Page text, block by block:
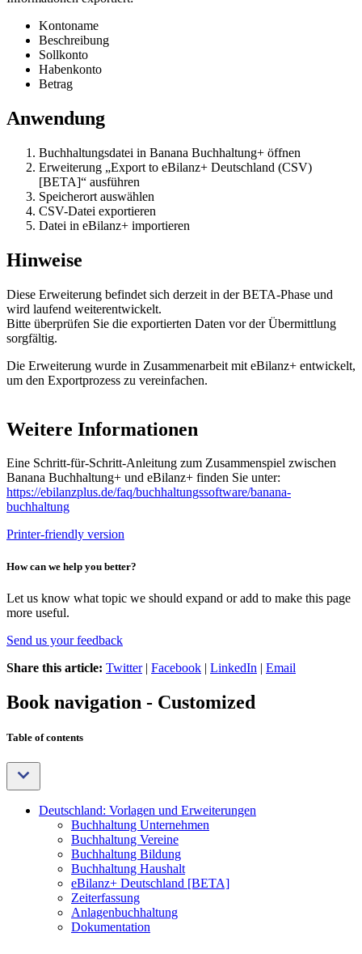
Kontoname
Beschreibung
Sollkonto
Habenkonto
Betrag
Anwendung
Buchhaltungsdatei in Banana Buchhaltung+ öffnen
Erweiterung „Export to eBilanz+ Deutschland (CSV)
[BETA]“ ausführen
Speicherort auswählen
CSV-Datei exportieren
Datei in eBilanz+ importieren
Hinweise
Diese Erweiterung befindet sich derzeit in der BETA-Phase und
wird laufend weiterentwickelt.
Bitte überprüfen Sie die exportierten Daten vor der Übermittlung
sorgfältig.
Die Erweiterung wurde in Zusammenarbeit mit eBilanz+ entwickelt,
um den Exportprozess zu vereinfachen.
Weitere Informationen
Eine Schritt-für-Schritt-Anleitung zum Zusammenspiel zwischen
Banana Buchhaltung+ und eBilanz+ finden Sie unter:
https://ebilanzplus.de/faq/buchhaltungssoftware/banana-
buchhaltung
Printer-friendly version
How can we help you better?
Let us know what topic we should expand or add to make this page
more useful.
Send us your feedback
Share this article: Twitter| Facebook | LinkedIn | Email
Book navigation - Customized
Table of contents
Deutschland: Vorlagen und Erweiterungen
Buchhaltung Unternehmen
Buchhaltung Vereine
Buchhaltung Bildung
Buchhaltung Haushalt
eBilanz+ Deutschland [BETA]
Zeiterfassung
Anlagenbuchhaltung
Dokumentation